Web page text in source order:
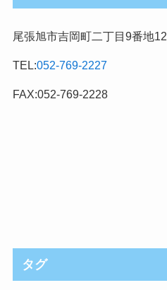
尾張旭市吉岡町二丁目9番地12
TEL:052-769-2227
FAX:052-769-2228
タグ